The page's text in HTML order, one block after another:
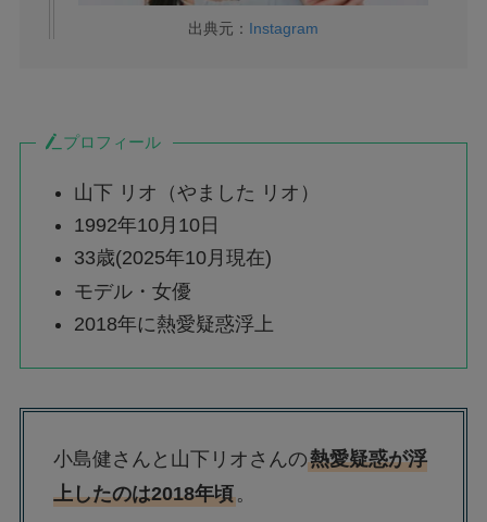
出典元： Instagram
プロフィール
山下 リオ（やました リオ）
1992年10月10日
33歳(2025年10月現在)
モデル・女優
2018年に熱愛疑惑浮上
小島健さんと山下リオさんの熱愛疑惑が浮
上したのは2018年頃。